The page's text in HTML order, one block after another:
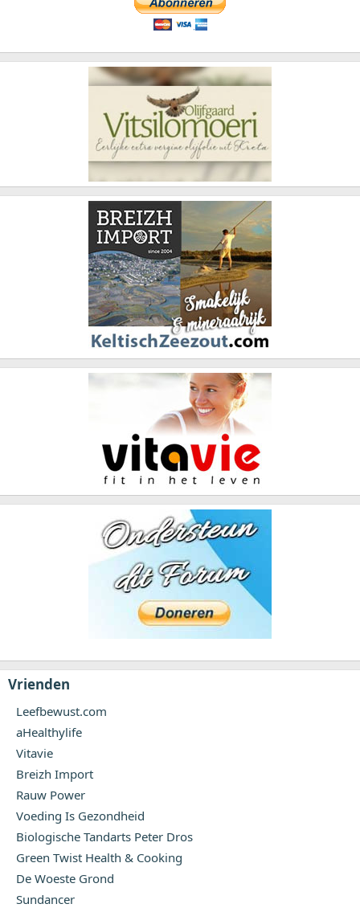
Vrienden
Leefbewust.com
aHealthylife
Vitavie
Breizh Import
Rauw Power
Voeding Is Gezondheid
Biologische Tandarts Peter Dros
Green Twist Health & Cooking
De Woeste Grond
Sundancer